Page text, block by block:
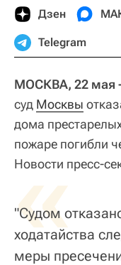
Дзен
Telegram
МОСКВА, 22 мая
суд Москвы
дома
пожаре погибли
Новости пресс-
«
"Судом
ходатайства
меры